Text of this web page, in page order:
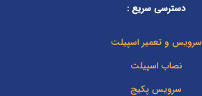
دسترسی سریع :
سرویس و تعمیر اسپیلت
نصاب اسپیلت
سرویس پکیج